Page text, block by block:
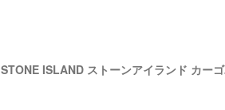
STONE ISLAND ストーンアイランド カー